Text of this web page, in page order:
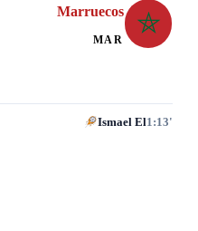
Marruecos
MAR
Ismael El1:13'